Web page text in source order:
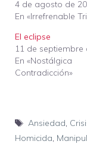
4 de agosto de
En «Irrefrenable
El eclipse
11 de septiembre
En «Nostálgica
Contradicción»
Etiquetas
Ansiedad,
Homicida,